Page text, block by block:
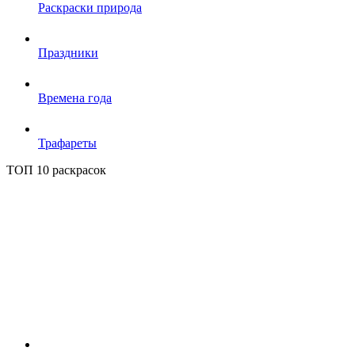
Раскраски природа
Праздники
Времена года
Трафареты
ТОП 10 раскрасок